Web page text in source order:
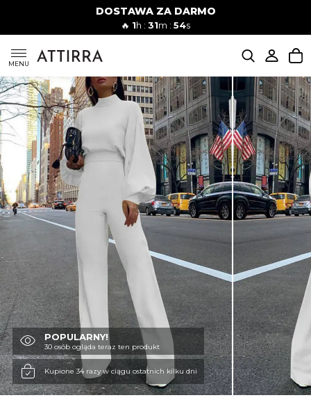
DOSTAWA ZA DARMO
🔥 1h :31m :53s
MENU
Mężczyźni
SUKIENKI
KOMPLETY
KOMBINEZONY
DÓŁ DAMSKIE
STROJE KĄPIELOWE
BLUZKI
OBUWIE
BIELIZNA
POPULARNY!
30 osób ogląda teraz ten produkt
Kupione 34 razy w ciągu ostatnich kilku dni